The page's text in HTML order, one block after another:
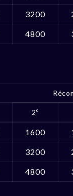
3200
4800
2º
1600
3200
4800